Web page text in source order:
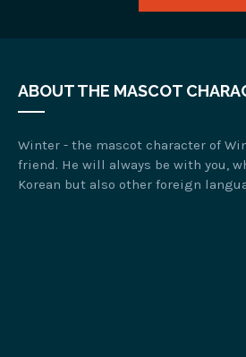
ABOUT THE MASCOT
Winter - the mascot character of
friend. He will always be with you,
Korean but also other foreign